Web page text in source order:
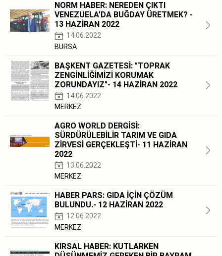
NORM HABER: NEREDEN ÇIKTI
VENEZUELA'DA BUĞDAY ÜRETMEK? -
13 HAZİRAN 2022
14.06.2022
BURSA
BAŞKENT GAZETESİ: "TOPRAK
ZENGİNLİĞİMİZİ KORUMAK
ZORUNDAYIZ"- 14 HAZİRAN 2022
14.06.2022
MERKEZ
AGRO WORLD DERGİSİ:
SÜRDÜRÜLEBİLİR TARIM VE GIDA
ZİRVESİ GERÇEKLEŞTİ- 11 HAZİRAN
2022
13.06.2022
MERKEZ
HABER PARS: GIDA İÇİN ÇÖZÜM
BULUNDU.- 12 HAZİRAN 2022
12.06.2022
MERKEZ
KIRSAL HABER: KUTLARKEN